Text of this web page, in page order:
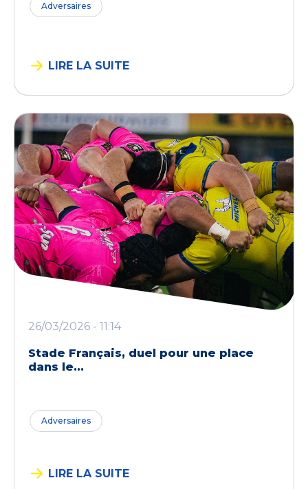
Adversaires
LIRE LA SUITE
26/03/2026 - 11:14
Stade Français, duel pour une place
dans le...
Adversaires
LIRE LA SUITE